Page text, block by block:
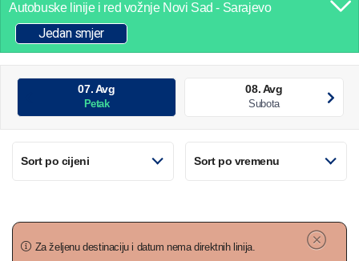
Autobuske linije i red vožnje Novi Sad - Sarajevo
Jedan smjer
07. Avg
Petak
08. Avg
Subota
Sort po cijeni Sort po vremenu
Za željenu destinaciju i datum nema direktnih linija.